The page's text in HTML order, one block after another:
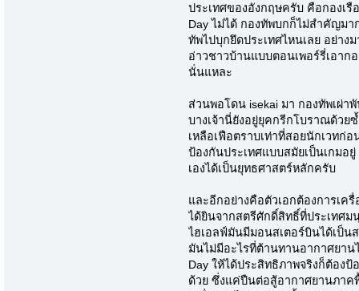
ประเทศของอังกฤษครับ คือกองเ
Day ไม่ได้ กองทัพบกก็ไม่สำคัญมา
ทัพไปบุกยึดประเทศไหนเลย อย่าง
อ่าวชาวบ้านแบบตอนเพอร์รี่เอาก
นั่นแหละ
ส่วนพอโดน isekai มา กองทัพเผ่
บางเจ้านี่ยังอยู่ยุคกรีกโบราณด้วย
เหลือเฟือตราบเท่าที่สอยนักเวทก่
ป้องกันประเทศแบบสมัยเป็นเกมอ
เองได้เป็นยุทธศาสตร์หลักครับ
และอีกอย่างคือตัวเอกต้องการเค
ได้ยินจากสตรีศักดิ์สิทธิ์ที่ประเทศม
ไฮเอลฟ์มันมีมอนสเตอร์บินได้เป็
มันไม่มีอะไรที่ต้านทานอากาศยาน
Day ให้ได้ประสิทธิภาพจริงก็ต้อง
ด้วย ซึ่งแค่ปืนต่อสู้อากาศยานภาค